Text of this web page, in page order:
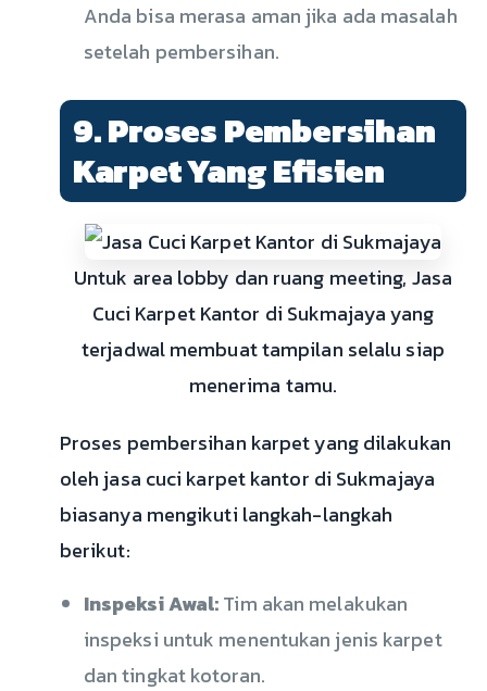
Anda bisa merasa aman jika ada masalah
setelah pembersihan.
9. Proses Pembersihan
Karpet Yang Efisien
Untuk area lobby dan ruang meeting, Jasa
Cuci Karpet Kantor di Sukmajaya yang
terjadwal membuat tampilan selalu siap
menerima tamu.
Proses pembersihan karpet yang dilakukan
oleh jasa cuci karpet kantor di Sukmajaya
biasanya mengikuti langkah-langkah
berikut:
Inspeksi Awal:Tim akan melakukan
inspeksi untuk menentukan jenis karpet
dan tingkat kotoran.